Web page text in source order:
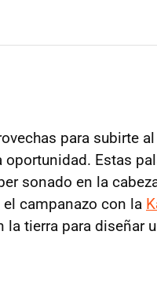
para subirte
Estas
sonado en la
campanazo con la
la tierra para diseñar